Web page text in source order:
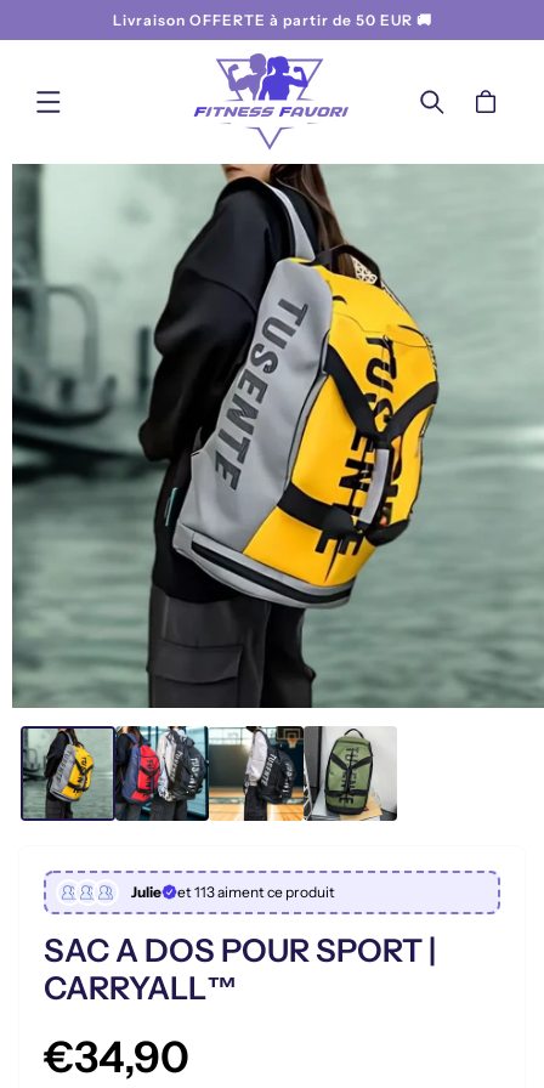
AU
Livraison OFFERTE à partir de 50 EUR 🚚
Panier
PASSER AUX
Julie et 113 aiment ce produit
SAC A DOS POUR SPORT |
CARRYALL™